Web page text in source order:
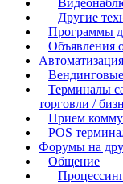
Другие
Программы
Объявления
Терминалы
торговли /
Прием
POS
Форумы на
Общение